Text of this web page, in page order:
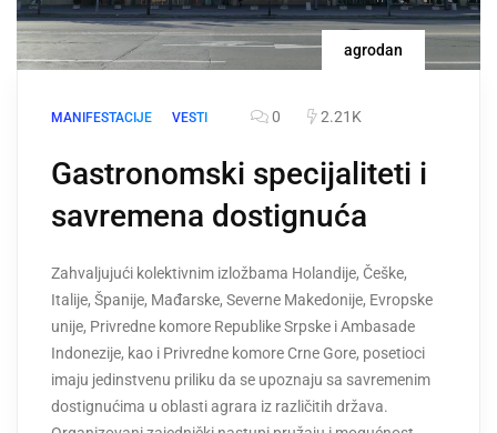
agrodan
MANIFESTACIJE VESTI 0 2.21K
Gastronomski specijaliteti i
savremena dostignuća
Zahvaljujući kolektivnim izložbama Holandije, Češke,
Italije, Španije, Mađarske, Severne Makedonije, Evropske
unije, Privredne komore Republike Srpske i Ambasade
Indonezije, kao i Privredne komore Crne Gore, posetioci
imaju jedinstvenu priliku da se upoznaju sa savremenim
dostignućima u oblasti agrara iz različitih država.